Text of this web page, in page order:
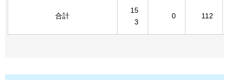
合計
15
3
0 112